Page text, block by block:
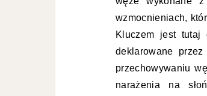
wzmocnieniach,
Kluczem jest tutaj
deklarowane
przechowywaniu
narażenia na